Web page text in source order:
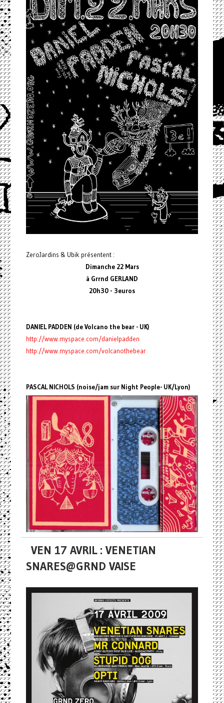
ZeroJardins & Ubik présentent :
Dimanche 22 Mars
à Grrnd GERLAND
20h30 - 3euros
DANIEL PADDEN (de Volcano the bear - UK)
http://www.myspace.com/danielpadden
http://www.myspace.com/volcanothebear
PASCAL NICHOLS (noise/jam sur Night People- UK/Lyon)
VEN 17 AVRIL : VENETIAN
SNARES@GRND VAISE